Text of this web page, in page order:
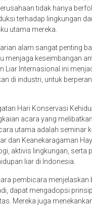
tidak hanya
terhadap lingkungan
utama mereka.
alam sangat penting
menjaga keseimbangan
Liar Internasional ini
di industri, untuk
Hari Konservasi
acara yang
utama adalah seminar
dan Keanekaragaman
aktivis lingkungan,
liar di Indonesia.
pembicara
dapat mengadopsi
Mereka juga